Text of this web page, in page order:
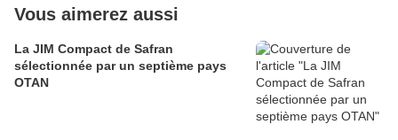
Vous aimerez aussi
La JIM Compact de Safran
sélectionnée par un septième pays
OTAN